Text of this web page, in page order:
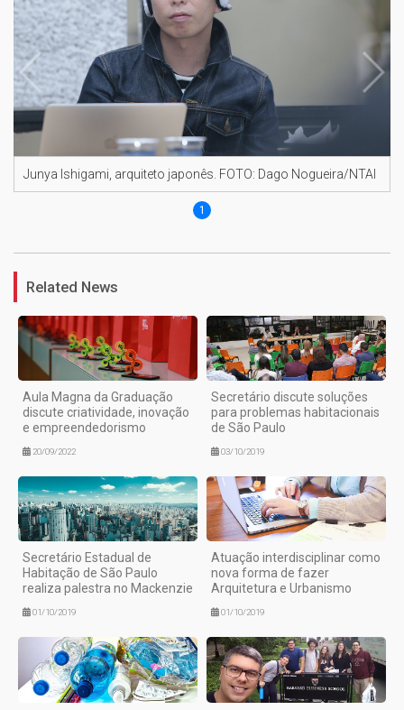
Junya Ishigami, arquiteto japonês. FOTO: Dago Nogueira/NTAI
1
Related News
Aula Magna da Graduação
discute criatividade, inovação
e empreendedorismo
20/09/2022
Secretário discute soluções
para problemas habitacionais
de São Paulo
03/10/2019
Secretário Estadual de
Habitação de São Paulo
realiza palestra no Mackenzie
01/10/2019
Atuação interdisciplinar como
nova forma de fazer
Arquitetura e Urbanismo
01/10/2019